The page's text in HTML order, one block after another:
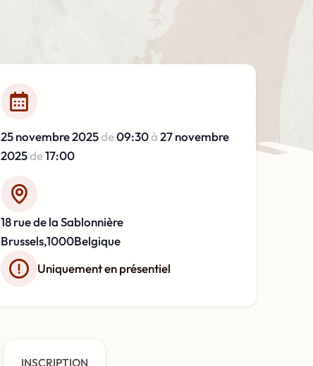
25 novembre 2025de09:30à27 novembre
2025de17:00
18 rue de la Sablonnière
Brussels,1000Belgique
Uniquement en présentiel
INSCRIPTION